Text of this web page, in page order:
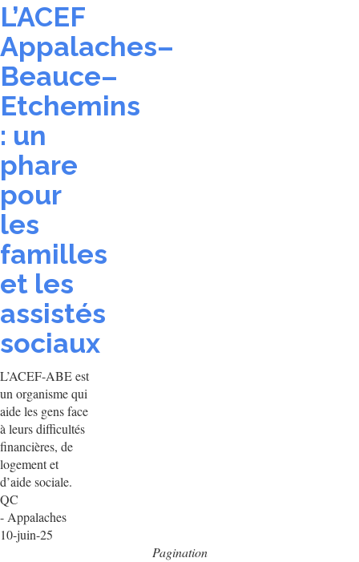
L’ACEF
Appalaches–
Beauce–
Etchemins
: un
phare
pour
les
familles
et les
assistés
sociaux
L’ACEF-ABE est
un organisme qui
aide les gens face
à leurs difficultés
financières, de
logement et
d’aide sociale.
QC
- Appalaches
10-juin-25
Pagination